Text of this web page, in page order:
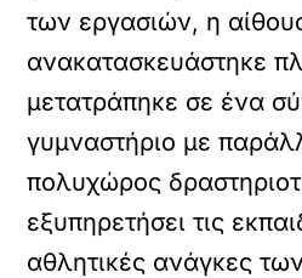
των εργασιών, η
ανακατασκευάστηκε
μετατράπηκε σε ένα
γυμναστήριο με
πολυχώρος
εξυπηρετήσει τις
αθλητικές ανάγκες